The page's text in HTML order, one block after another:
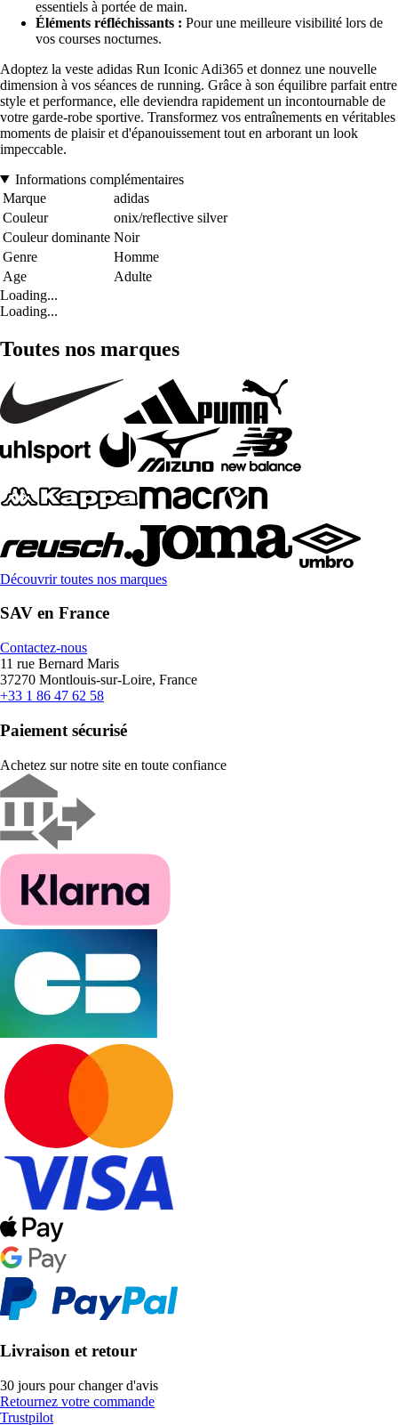
essentiels à portée de main.
Éléments réfléchissants : Pour une meilleure visibilité lors de
vos courses nocturnes.
Adoptez la veste adidas Run Iconic Adi365 et donnez une nouvelle
dimension à vos séances de running. Grâce à son équilibre parfait entre
style et performance, elle deviendra rapidement un incontournable de
votre garde-robe sportive. Transformez vos entraînements en véritables
moments de plaisir et d'épanouissement tout en arborant un look
impeccable.
Informations complémentaires
Marque
adidas
Couleur
onix/reflective silver
Couleur dominante Noir
Genre
Homme
Age
Adulte
Loading...
Loading...
Toutes nos marques
Découvrir toutes nos marques
SAV en France
Contactez-nous
11 rue Bernard Maris
37270 Montlouis-sur-Loire, France
+33 1 86 47 62 58
Paiement sécurisé
Achetez sur notre site en toute confiance
Livraison et retour
30 jours pour changer d'avis
Retournez votre commande
Trustpilot